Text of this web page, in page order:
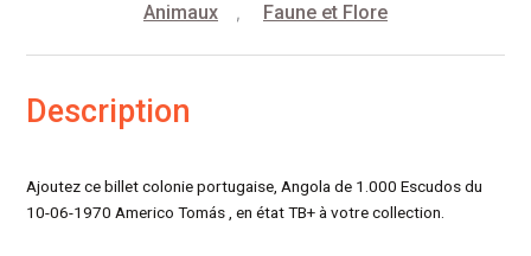
Animaux , Faune et Flore
Description
Ajoutez ce billet colonie portugaise, Angola de 1.000 Escudos du
10-06-1970 Americo Tomás , en état TB+ à votre collection.